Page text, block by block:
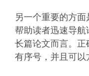
另一个重要的方
帮助读者迅速导
长篇论文而言。
有序号，并且可以